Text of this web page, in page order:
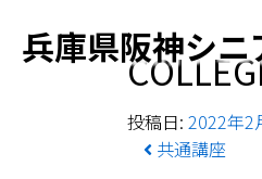
兵庫県阪神シ
投稿日: 2022年2
投稿ナ
共通講座